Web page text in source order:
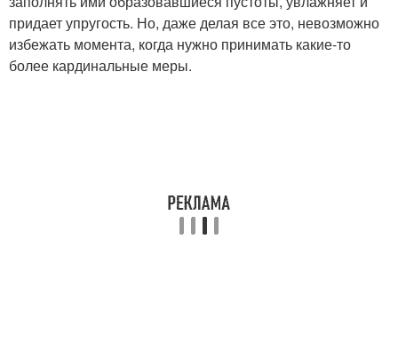
Маски для волос Желатиновые маски
придает упругость. Но, даже делая все это, невозможно
избежать момента, когда нужно принимать какие-то
более кардинальные меры.